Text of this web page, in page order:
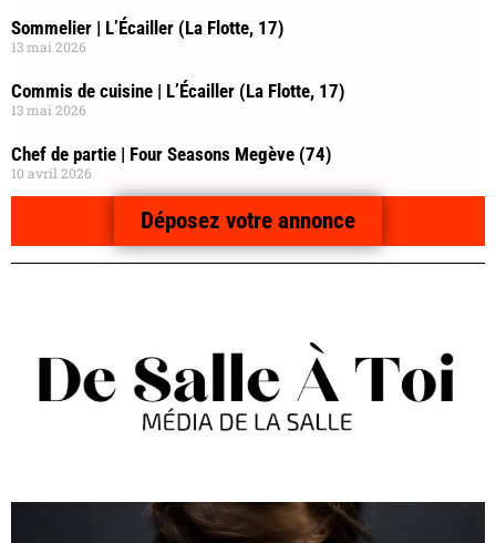
Sommelier | L’Écailler (La Flotte, 17)
13 mai 2026
Commis de cuisine | L’Écailler (La Flotte, 17)
13 mai 2026
Chef de partie | Four Seasons Megève (74)
10 avril 2026
Déposez votre annonce